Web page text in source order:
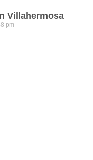
Villahermosa
pm